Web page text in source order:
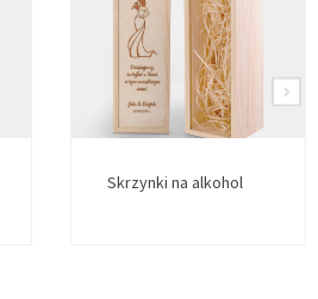
Skrzynki na alkohol